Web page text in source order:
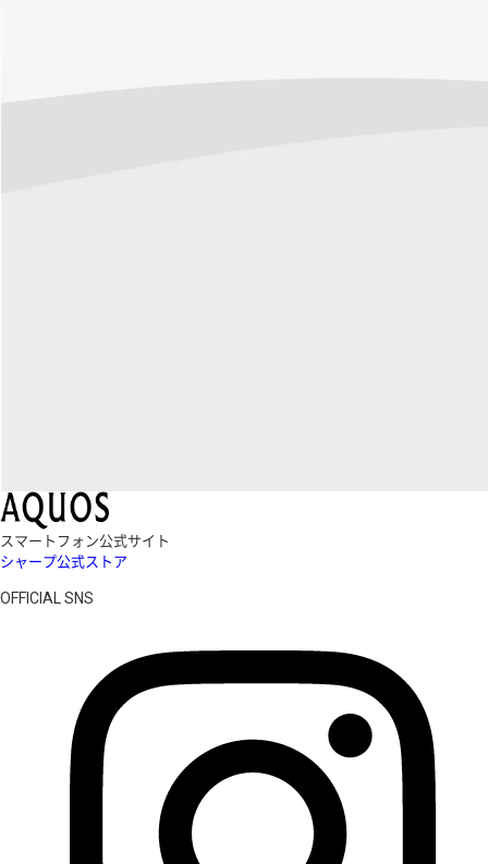
スマートフォン公式サイト
シャープ公式ストア
OFFICIAL SNS